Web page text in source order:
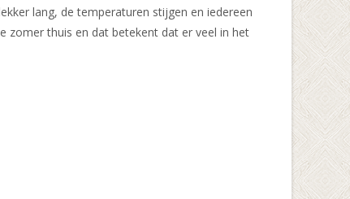
lang, de temperaturen stijgen en iedereen
zomer thuis en dat betekent dat er veel in het